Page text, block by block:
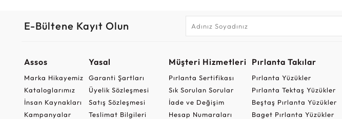
E-Bültene Kayıt Olun
Assos
Marka Hikayemiz
Kataloglarımız
İnsan Kaynakları
Kampanyalar
Yasal
Garanti Şartları
Üyelik Sözleşmesi
Satış Sözleşmesi
Teslimat Bilgileri
Müşteri Hizmetleri
Pırlanta Sertifikası
Sık Sorulan Sorular
İade ve Değişim
Hesap Numaraları
Pırlanta Takılar
Pırlanta Yüzükler
Pırlanta Tektaş Yüzükler
Beştaş Pırlanta Yüzükler
Baget Pırlanta Yüzükler